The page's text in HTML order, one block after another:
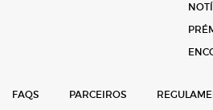
FAQS PARCEIROS